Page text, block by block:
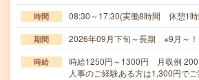
時間 08:30～17:30(実働8時間 休憩1時
期間 2026年09月下旬～長期 ※9月～！
時給
時給1250円～1300円 月収例
人事のご経験ある方は1,300円で